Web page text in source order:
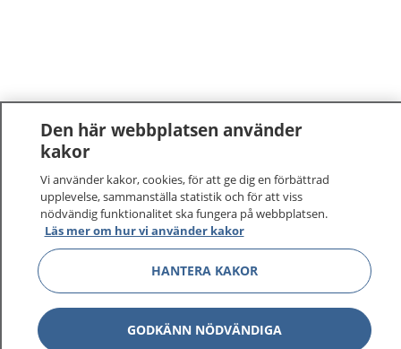
1177 –tryggt om din hälsa och vård
På 1177.se får du råd om hälsa och information om
sjukdomar och vilka mottagningar du kan kontakta.
Logga in för att läsa din journal och göra dina
vårdärenden. Ring telefonnummer 1177 för
sjukvårdsrådgivning dygnet runt.
1177 ger dig råd när du vill må bättre.
Den här webbplatsen använder
kakor
Vi använder kakor, cookies, för att ge dig en förbättrad
upplevelse, sammanställa statistik och för att viss
nödvändig funktionalitet ska fungera på webbplatsen.
Läs mer om hur vi använder kakor
HANTERA KAKOR
GODKÄNN NÖDVÄNDIGA